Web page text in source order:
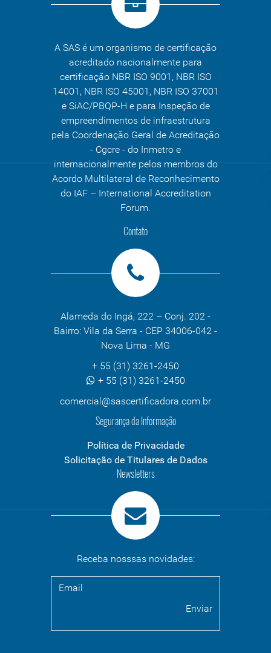
A SAS é um organismo de certificação
acreditado nacionalmente para
certificação NBR ISO 9001, NBR ISO
14001, NBR ISO 45001, NBR ISO 37001
e SiAC/PBQP-H e para Inspeção de
empreendimentos de infraestrutura
pela Coordenação Geral de Acreditação
- Cgcre - do Inmetro e
internacionalmente pelos membros do
Acordo Multilateral de Reconhecimento
do IAF – International Accreditation
Forum.
Contato
Alameda do Ingá, 222 – Conj. 202 -
Bairro: Vila da Serra - CEP 34006-042 -
Nova Lima - MG
+ 55 (31) 3261-2450
+ 55 (31) 3261-2450
comercial@sascertificadora.com.br
Segurança da Informação
Política de Privacidade
Solicitação de Titulares de Dados
Newsletters
Receba nosssas novidades: